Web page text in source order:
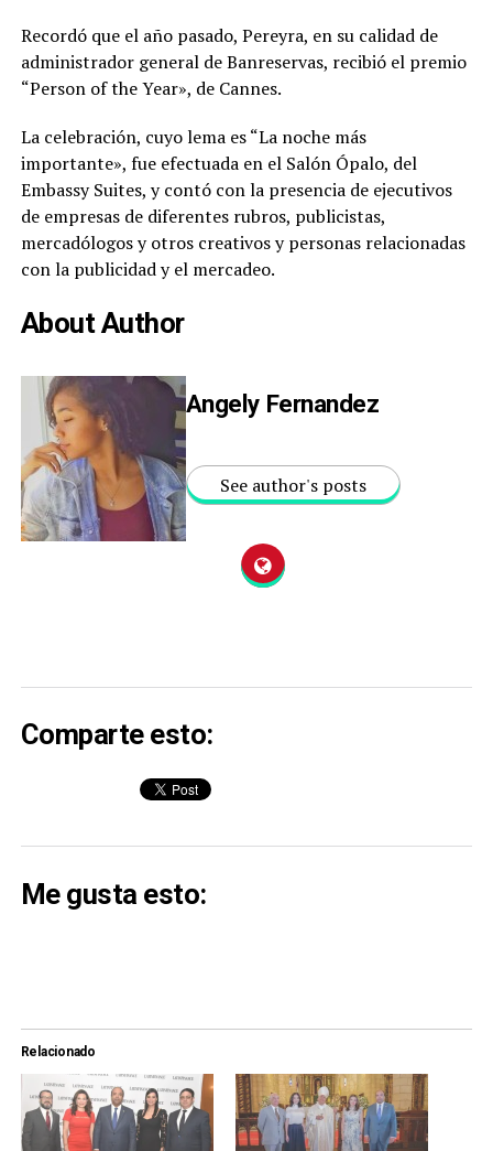
Recordó que el año pasado, Pereyra, en su calidad de
administrador general de Banreservas, recibió el premio
“Person of the Year», de Cannes.
La celebración, cuyo lema es “La noche más
importante», fue efectuada en el Salón Ópalo, del
Embassy Suites, y contó con la presencia de ejecutivos
de empresas de diferentes rubros, publicistas,
mercadólogos y otros creativos y personas relacionadas
con la publicidad y el mercadeo.
About Author
Angely Fernandez
See author's posts
Comparte esto:
Me gusta esto:
Relacionado